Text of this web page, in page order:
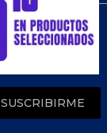
SUSCRIBIRME